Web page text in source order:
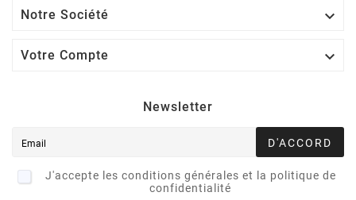
Notre Société 
Votre Compte 
Newsletter
D'ACCORD
J'accepte les conditions générales et la politique de
confidentialité